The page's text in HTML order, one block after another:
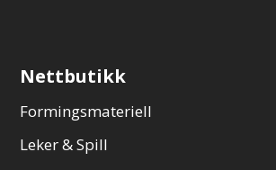
Nettbutikk
Formingsmateriell
Leker & Spill